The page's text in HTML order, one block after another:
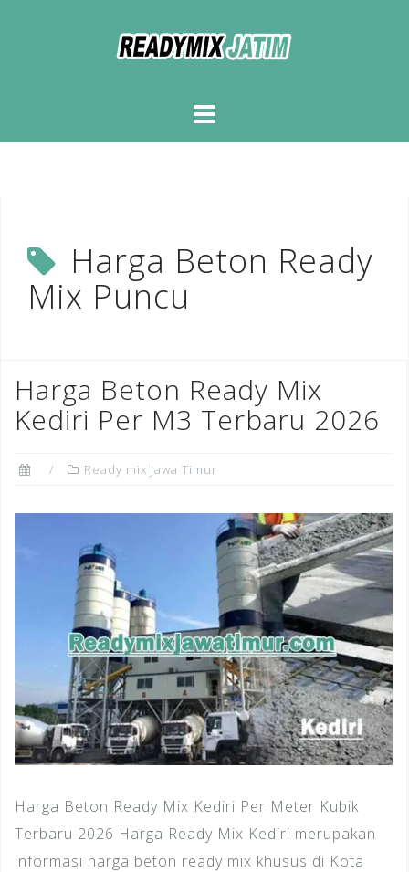
Harga Beton Ready
Mix Puncu
Harga Beton Ready Mix
Kediri Per M3 Terbaru 2026
Ready mix Jawa Timur
Harga Beton Ready Mix Kediri Per Meter Kubik
Terbaru 2026 Harga Ready Mix Kediri merupakan
informasi harga beton ready mix khusus di Kota